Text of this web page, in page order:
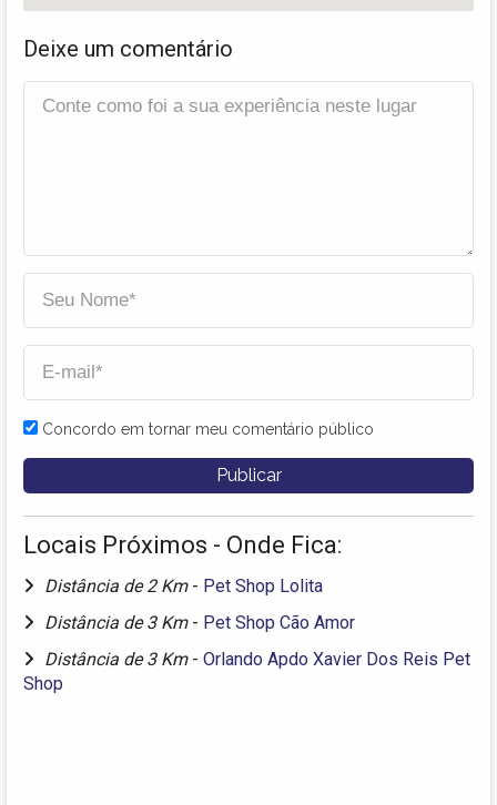
Deixe um comentário
Concordo em tornar meu comentário público
Locais Próximos - Onde Fica:
Distância de 2 Km - Pet Shop Lolita
Distância de 3 Km - Pet Shop Cão Amor
Distância de 3 Km - Orlando Apdo Xavier Dos Reis Pet
Shop